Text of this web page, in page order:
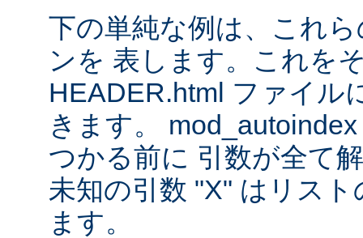
下の単純な例は、これ
ンを 表します。これを
HEADER.html ファイル
きます。
つかる前に 引数が全て
未知の引数 "X" はリス
ます。